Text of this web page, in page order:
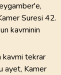
Suresi 42.
kavminin
kavmi tekrar
ayet, Kamer